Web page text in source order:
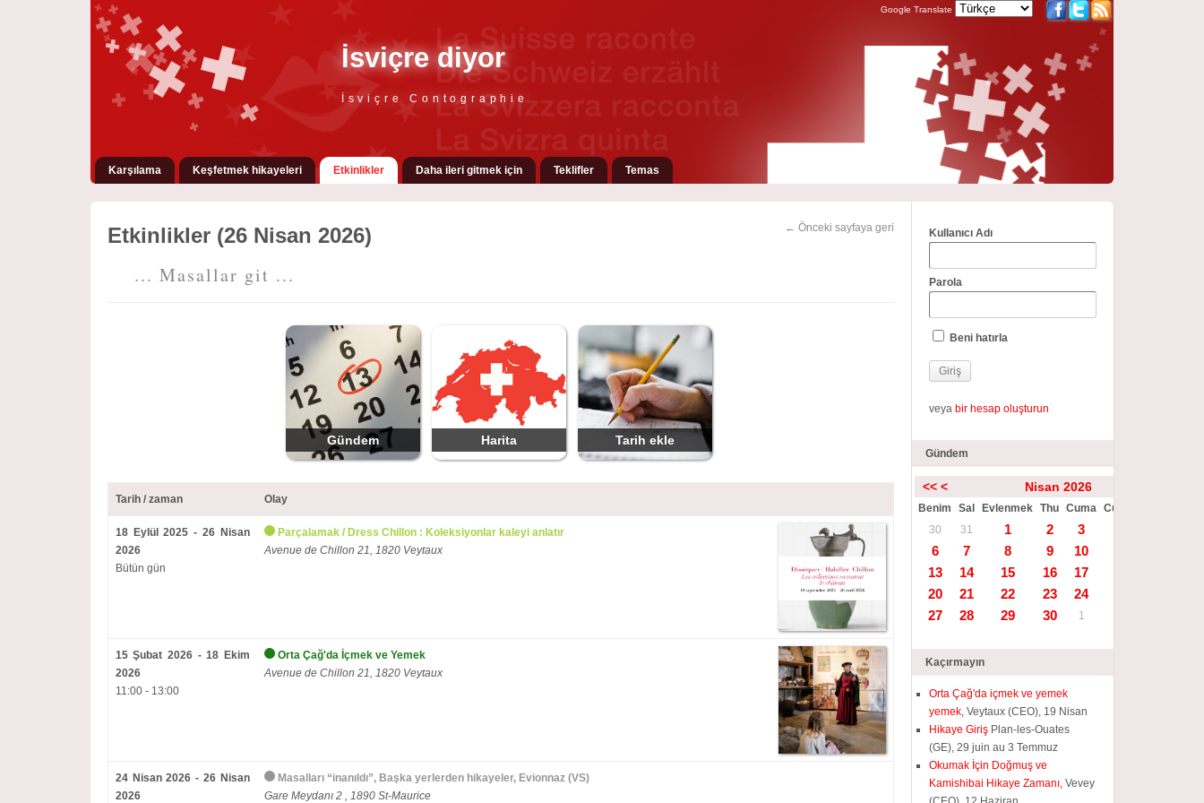
İsviçre diyor
İsviçre Contographie
Google Translate
Karşılama Keşfetmek hikayeleri Etkinlikler Daha ileri gitmek için Teklifler Temas
← Önceki sayfaya geri
Etkinlikler (26 Nisan 2026)
... Masallar git ...
Gündem Harita Tarih ekle
Tarih / zaman Olay
18 Eylül 2025 - 26 Nisan
2026
Bütün gün
Parçalamak / Dress Chillon : Koleksiyonlar kaleyi anlatır
Avenue de Chillon 21, 1820 Veytaux
15 Şubat 2026 - 18 Ekim
2026
11:00 - 13:00
Orta Çağ'da İçmek ve Yemek
Avenue de Chillon 21, 1820 Veytaux
24 Nisan 2026 - 26 Nisan
2026
Masalları “inanıldı”, Başka yerlerden hikayeler, Evionnaz (VS)
Gare Meydanı 2 , 1890 St-Maurice
Kullanıcı Adı
Parola
Beni hatırla
veya bir hesap oluşturun
Gündem
<< < Nisan 2026
Benim Sal Evlenmek Thu Cuma Cumartesi
30
31 1 2 3
6
7 8 9 10
13
14 15 16 17
20
21 22 23 24
27
28 29 30 1
Kaçırmayın
Orta Çağ'da içmek ve yemek
yemek, Veytaux (CEO), 19 Nisan
Hikaye Giriş Plan-les-Ouates
(GE), 29 juin au 3 Temmuz
Okumak İçin Doğmuş ve
Kamishibai Hikaye Zamanı, Vevey